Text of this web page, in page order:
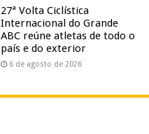
27ª Volta Ciclística
Internacional do Grande
ABC reúne atletas de todo o
país e do exterior
6 de agosto de 2026